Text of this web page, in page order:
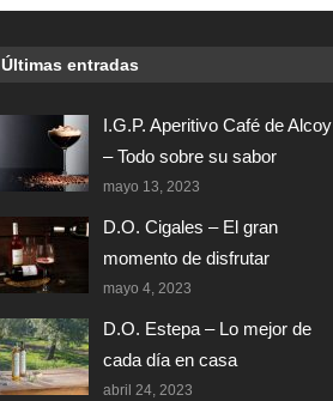
Últimas entradas
I.G.P. Aperitivo Café de Alcoy
– Todo sobre su sabor
mayo 13, 2023
D.O. Cigales – El gran
momento de disfrutar
mayo 4, 2023
D.O. Estepa – Lo mejor de
cada día en casa
abril 24, 2023